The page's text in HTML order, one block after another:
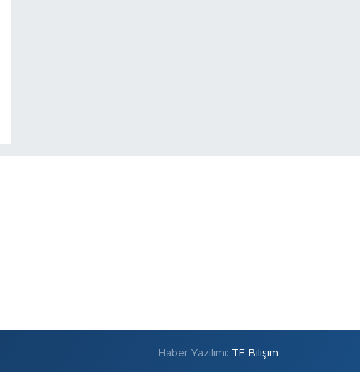
Haber Yazılımı: TE Bilişim